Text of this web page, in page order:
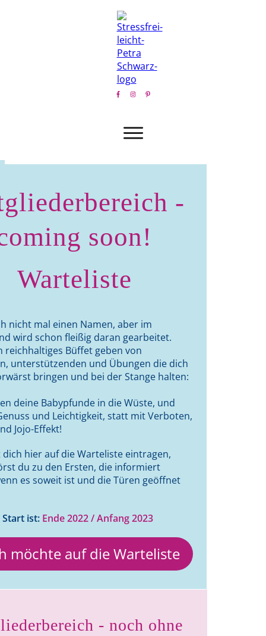
-
soon!
Warteliste
nicht mal einen Namen, aber im
wird schon fleißig daran gearbeitet.
reichhaltiges Büffet geben von
unterstützenden und Übungen die dich
bringen und bei der Stange halten:
deine Babypfunde in die Wüste, und
und Leichtigkeit, statt mit Verboten,
Jojo-Effekt!
dich hier auf die Warteliste eintragen,
du zu den Ersten, die informiert
es soweit ist und die Türen geöffnet
ist: Ende 2022 /Anfang 2023
möchte auf die Warteliste
- noch ohne